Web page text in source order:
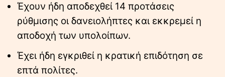
Έχουν ήδη αποδεχθεί 14 προτάσεις
ρύθμισης οι δανειολήπτες και εκκρεμεί η
αποδοχή των υπολοίπων.
Έχει ήδη εγκριθεί η κρατική επιδότηση σε
επτά πολίτες.